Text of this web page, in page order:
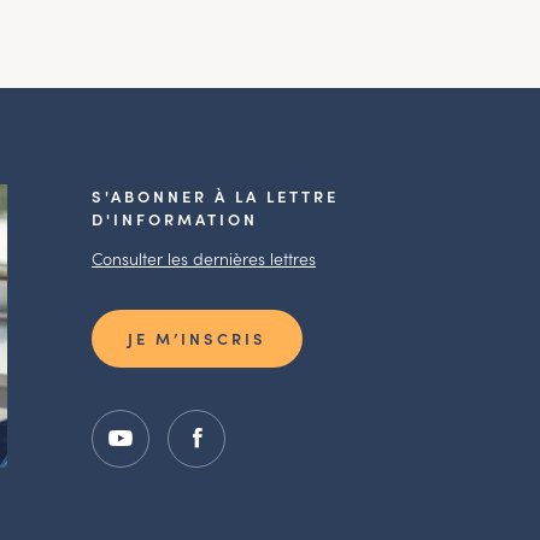
S'ABONNER À LA LETTRE
D'INFORMATION
Consulter les dernières lettres
JE M’INSCRIS